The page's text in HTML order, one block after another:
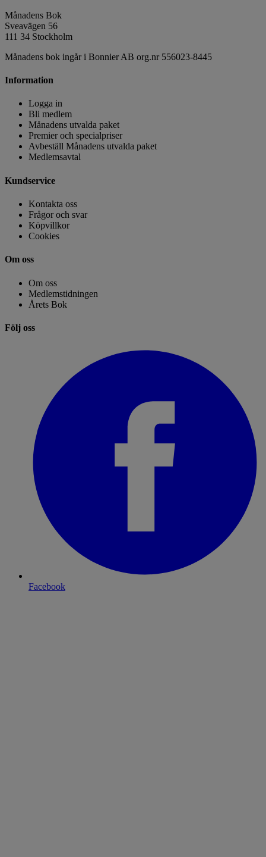
Månadens Bok
Sveavägen 56
111 34 Stockholm
Månadens bok ingår i Bonnier AB org.nr 556023-8445
Information
Logga in
Bli medlem
Månadens utvalda paket
Premier och specialpriser
Avbeställ Månadens utvalda paket
Medlemsavtal
Kundservice
Kontakta oss
Frågor och svar
Köpvillkor
Cookies
Om oss
Om oss
Medlemstidningen
Årets Bok
Följ oss
Facebook